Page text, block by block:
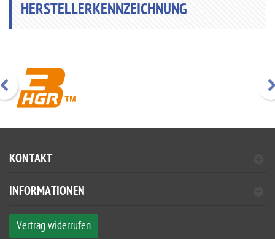
HERSTELLERKENNZEICHNUNG
KONTAKT
INFORMATIONEN
Vertrag widerrufen